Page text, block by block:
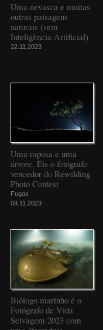
Uma nevasca e muitas
outras paisagens
naturais (sem
Inteligência Artificial)
22.11.2023
Uma raposa e uma
árvore. Eis o fotógrafo
vencedor do Rewilding
Photo Contest
Fugas
09.11.2023
Biólogo marinho é o
Fotógrafo de Vida
Selvagem 2023 com